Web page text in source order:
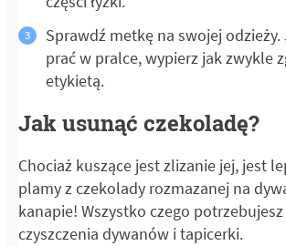
Sprawdź metkę na swojej
prać w pralce, wypierz jak zwykle
etykietą.
Jak usunąć czekoladę?
Chociaż kuszące jest zlizanie jej, jest
plamy z czekolady rozmazanej na
kanapie! Wszystko czego
czyszczenia dywanów i tapicerki.